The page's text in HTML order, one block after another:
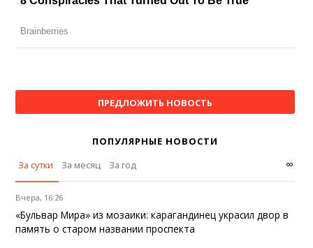
ПРЕДЛОЖИТЬ НОВОСТЬ
ПОПУЛЯРНЫЕ НОВОСТИ
За сутки
За месяц За год ∞
Вчера, 16:26
«Бульвар Мира» из мозаики: карагандинец украсил двор в
память о старом названии проспекта